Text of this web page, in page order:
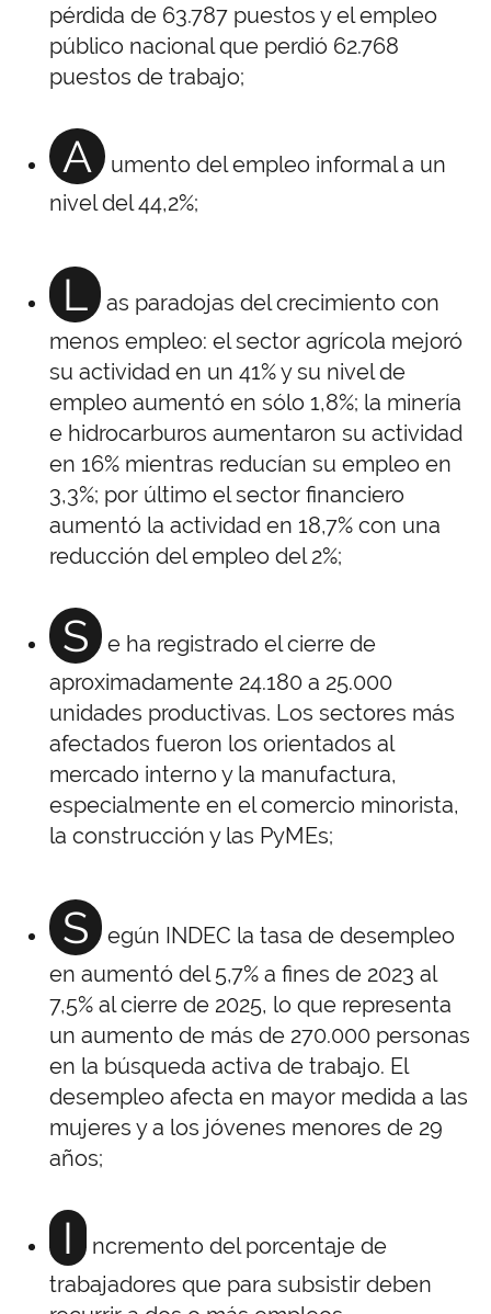
pérdida de 63.787 puestos y el empleo
público nacional que perdió 62.768
puestos de trabajo;
A
umento del empleo informal a un
nivel del 44,2%;
L
as paradojas del crecimiento con
menos empleo: el sector agrícola mejoró
su actividad en un 41% y su nivel de
empleo aumentó en sólo 1,8%; la minería
e hidrocarburos aumentaron su actividad
en 16% mientras reducían su empleo en
3,3%; por último el sector financiero
aumentó la actividad en 18,7% con una
reducción del empleo del 2%;
S e ha registrado el cierre de
aproximadamente 24.180 a 25.000
unidades productivas. Los sectores más
afectados fueron los orientados al
mercado interno y la manufactura,
especialmente en el comercio minorista,
la construcción y las PyMEs;
S
egún INDEC la tasa de desempleo
en aumentó del 5,7% a fines de 2023 al
7,5% al cierre de 2025, lo que representa
un aumento de más de 270.000 personas
en la búsqueda activa de trabajo. El
desempleo afecta en mayor medida a las
mujeres y a los jóvenes menores de 29
años;
I
ncremento del porcentaje de
trabajadores que para subsistir deben